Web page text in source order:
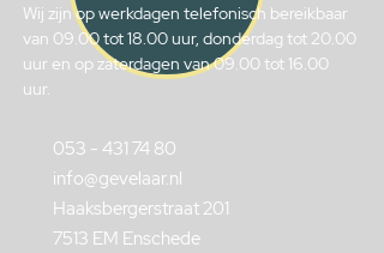
Wij zijn op werkdagen telefonisch bereikbaar
van 09.00 tot 18.00 uur, donderdag tot 20.00
uur en op zaterdagen van 09.00 tot 16.00
uur.
053 - 431 74 80
info@gevelaar.nl
Haaksbergerstraat 201
7513 EM Enschede